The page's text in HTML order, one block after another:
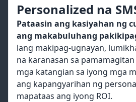
Personalized na
Pataasin ang kasiyahan ng
ang makabuluhang
lang makipag-ugnayan,
na karanasan sa
mga katangian sa iyong mga
ang kapangyarihan ng
mapataas ang iyong ROI.